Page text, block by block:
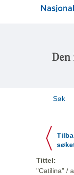
Den
Søk
Tittel:
"Catilina" /